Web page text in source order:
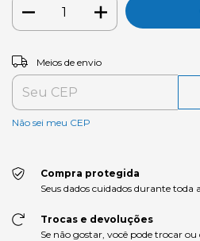
Entregas para o CEP:
Meios de envio
Não sei meu CEP
Compra protegida
Seus dados cuidados durante toda
Trocas e devoluções
Se não gostar, você pode trocar ou